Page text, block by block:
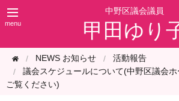
甲田ゆり
NEWS お知らせ
活動報告
議会スケジュールについて(中野区議会
ご覧ください)